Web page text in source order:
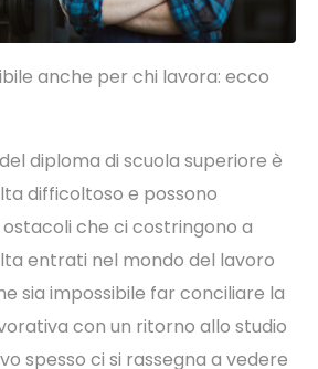
anche per chi lavora: ecco
diploma di scuola superiore è
difficoltoso e possono
che ci costringono a
entrati nel mondo del lavoro
sia impossibile far conciliare la
con un ritorno allo studio
spesso ci si rassegna a vedere